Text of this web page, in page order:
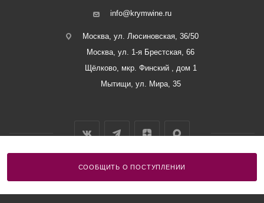
СООБЩИТЬ О ПОСТУПЛЕНИИ
info@krymwine.ru
Москва, ул. Люсиновская, 36/50
Москва, ул. 1-я Брестская, 66
Щёлково, мкр. Финский , дом 1
Мытищи, ул. Мира, 35